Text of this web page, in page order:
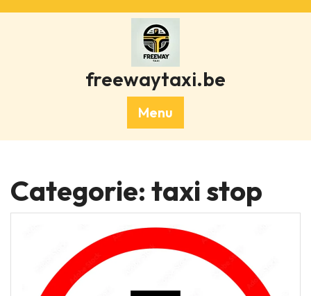
freewaytaxi.be
Menu
Categorie: taxi stop